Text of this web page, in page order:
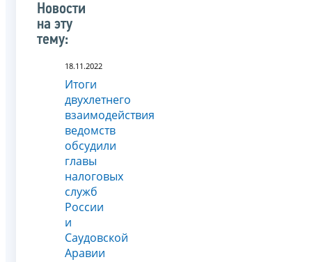
Новости
на эту
тему:
18.11.2022
Итоги
двухлетнего
взаимодействия
ведомств
обсудили
главы
налоговых
служб
России
и
Саудовской
Аравии